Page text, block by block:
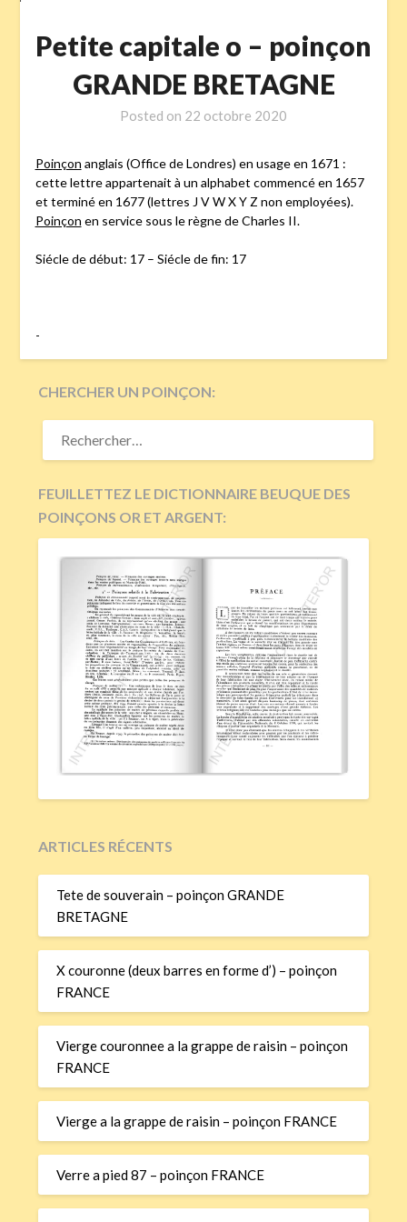
Petite capitale o – poinçon
GRANDE BRETAGNE
Posted on 22 octobre 2020
Poinçon anglais (Office de Londres) en usage en 1671 :
cette lettre appartenait à un alphabet commencé en 1657
et terminé en 1677 (lettres J V W X Y Z non employées).
Poinçon en service sous le règne de Charles II.
Siécle de début: 17 – Siécle de fin: 17
-
CHERCHER UN POINÇON:
RECHERCHER :
FEUILLETTEZ LE DICTIONNAIRE BEUQUE DES
POINÇONS OR ET ARGENT:
ARTICLES RÉCENTS
Tete de souverain – poinçon GRANDE
BRETAGNE
X couronne (deux barres en forme d’) – poinçon
FRANCE
Vierge couronnee a la grappe de raisin – poinçon
FRANCE
Vierge a la grappe de raisin – poinçon FRANCE
Verre a pied 87 – poinçon FRANCE